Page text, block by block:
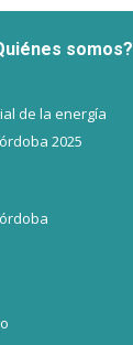
somos?
de la energía
2025